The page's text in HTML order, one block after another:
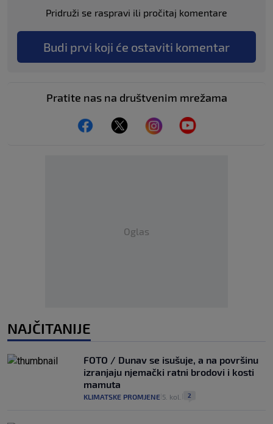
Pridruži se raspravi ili pročitaj komentare
Budi prvi koji će ostaviti komentar
Pratite nas na društvenim mrežama
Oglas
NAJČITANIJE
FOTO / Dunav se isušuje, a na površinu
izranjaju njemački ratni brodovi i kosti
mamuta
KLIMATSKE PROMJENE 5. kol. 2